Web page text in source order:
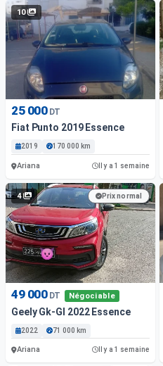
10
25 000 DT
Fiat Punto 2019 Essence
2019 170 000 km
Ariana Il y a 1 semaine
4 Prix normal
49 000 DT Négociable
Geely Gk-Gl 2022 Essence
2022 71 000 km
Ariana Il y a 1 semaine